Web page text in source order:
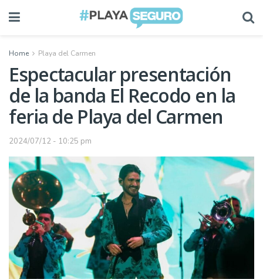
Home Playa del Carmen
Espectacular presentación
de la banda El Recodo en la
feria de Playa del Carmen
2024/07/12 - 10:25 pm